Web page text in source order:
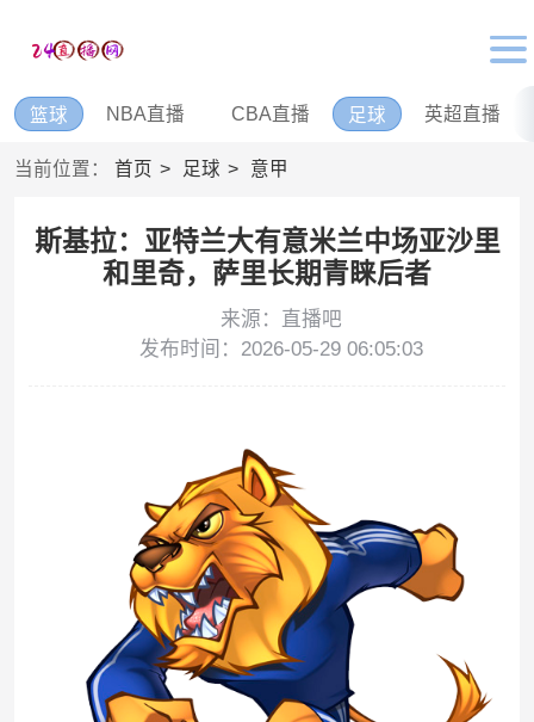
篮球 NBA直播 CBA直播 足球 英超直播
当前位置： 首页 足球 意甲
斯基拉：亚特兰大有意米兰中场亚沙里
和里奇，萨里长期青睐后者
来源：直播吧
发布时间：2026-05-29 06:05:03